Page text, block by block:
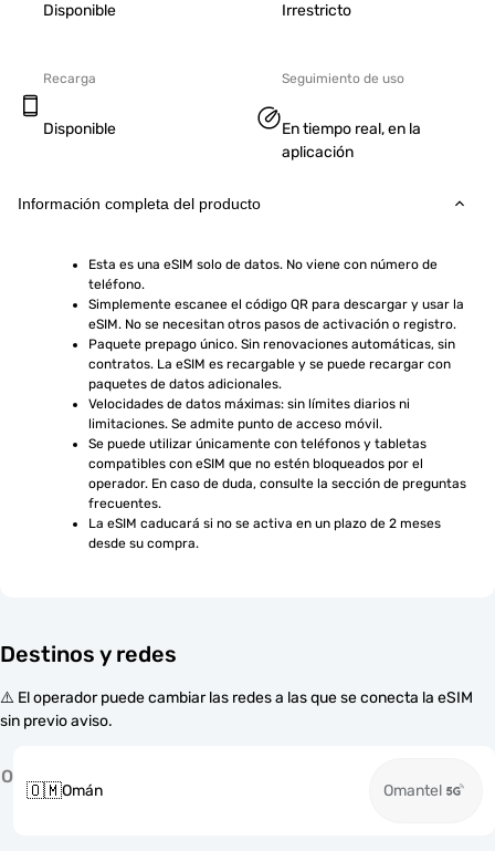
Disponible Irrestricto
Recarga
Disponible
Seguimiento de uso
En tiempo real, en la
aplicación
Información completa del producto
Esta es una eSIM solo de datos. No viene con número de
teléfono.
Simplemente escanee el código QR para descargar y usar la
eSIM. No se necesitan otros pasos de activación o registro.
Paquete prepago único. Sin renovaciones automáticas, sin
contratos. La eSIM es recargable y se puede recargar con
paquetes de datos adicionales.
Velocidades de datos máximas: sin límites diarios ni
limitaciones. Se admite punto de acceso móvil.
Se puede utilizar únicamente con teléfonos y tabletas
compatibles con eSIM que no estén bloqueados por el
operador. En caso de duda, consulte la sección de preguntas
frecuentes.
La eSIM caducará si no se activa en un plazo de 2 meses
desde su compra.
Destinos y redes
⚠️ El operador puede cambiar las redes a las que se conecta la eSIM
sin previo aviso.
O
🇴🇲Omán Omantel